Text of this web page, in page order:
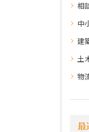
相
中
建
土
物
最